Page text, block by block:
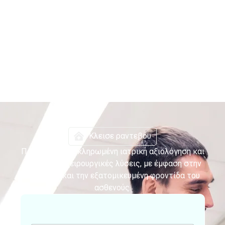
Κλεισε ραντεβου
Παρέχουμε ολοκληρωμένη ιατρική αξιολόγηση και
σύγχρονες χειρουργικές λύσεις, με έμφαση στην
ασφάλεια και την εξατομικευμένη φροντίδα του
ασθενούς.